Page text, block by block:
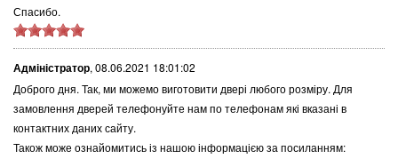
Спасибо.
Адміністратор, 08.06.2021 18:01:02
Доброго дня. Так, ми можемо виготовити двері любого розміру. Для
замовлення дверей телефонуйте нам по телефонам які вказані в
контактних даних сайту.
Також може ознайомитись із нашою інформацією за посиланням: